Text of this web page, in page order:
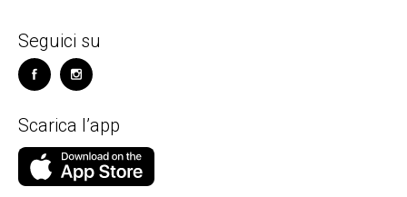
Seguici su
Scarica l’app